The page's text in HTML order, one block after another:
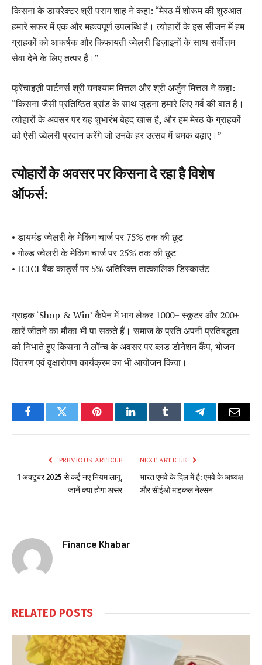
किसना के डायरेक्टर श्री पराग शाह ने कहा: “मेरठ में शोरूम की शुरुआत
हमारे सफर में एक और महत्वपूर्ण उपलब्धि है। त्योहारों के इस सीजन में हम
ग्राहकों को आकर्षक और किफायती ज्वेलरी डिज़ाइनों के साथ सर्वोत्तम
सेवा देने के लिए तत्पर हैं।”
फ्रेंचाइज़ी पार्टनर्स श्री घनश्याम मित्तल और श्री अर्जुन मित्तल ने कहा:
“किसना जैसी प्रतिष्ठित ब्रांड के साथ जुड़ना हमारे लिए गर्व की बात है।
त्योहारों के अवसर पर यह शुभारंभ बेहद खास है, और हम मेरठ के ग्राहकों
को ऐसी ज्वेलरी प्रदान करेंगे जो उनके हर उत्सव में चमक बढ़ाए।”
त्योहारों के अवसर पर किसना दे रहा है विशेष
ऑफर्स:
• डायमंड ज्वेलरी के मेकिंग चार्ज पर 75% तक की छूट
• गोल्ड ज्वेलरी के मेकिंग चार्ज पर 25% तक की छूट
• ICICI बैंक कार्ड्स पर 5% अतिरिक्त तात्कालिक डिस्काउंट
ग्राहक ‘Shop & Win’ कैंपेन में भाग लेकर 1000+ स्कूटर और 200+
कारें जीतने का मौका भी पा सकते हैं। समाज के प्रति अपनी प्रतिबद्धता
को निभाते हुए किसना ने लॉन्च के अवसर पर ब्लड डोनेशन कैंप, भोजन
वितरण एवं वृक्षारोपण कार्यक्रम का भी आयोजन किया।
FacebookTwitter PinterestLinkedInTumblr TelegramEmail
PREVIOUS ARTICLE
1 अक्टूबर 2025 से कई नए नियम लागू,
जानें क्या होगा असर
NEXT ARTICLE
भारत एमवे के दिल में है: एमवे के अध्यक्ष
और सीईओ माइकल नेल्सन
Finance Khabar
RELATED POSTS